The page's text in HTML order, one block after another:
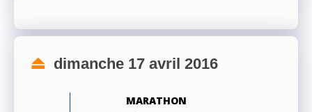
dimanche 17 avril 2016
MARATHON